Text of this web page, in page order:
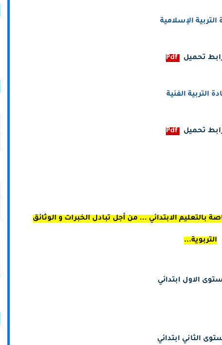
الإسلامية
تحميل
التربية الفنية
تحميل
بالتعليم الابتدائي ... من أجل تبادل الخبرات و الوثائق
التربوية...
الاول ابتدائي
الثاني ابتدائي